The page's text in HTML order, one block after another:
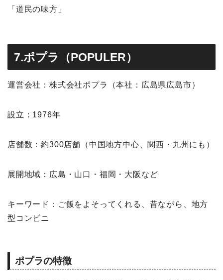
「道民の味方」
7.ポプラ（POPULER）
運営会社：株式会社ポプラ（本社：広島県広島市）
設立：1976年
店舗数：約300店舗（中国地方中心、関西・九州にも）
展開地域：広島・山口・福岡・大阪など
キーワード：ご飯をよそってくれる、昔ながら、地方
型コンビニ
ポプラの特徴